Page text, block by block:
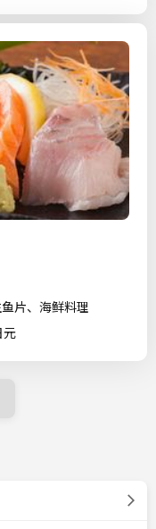
片、海鲜料理
元